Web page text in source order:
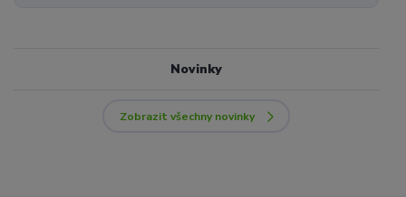
Novinky
Zobrazit všechny novinky